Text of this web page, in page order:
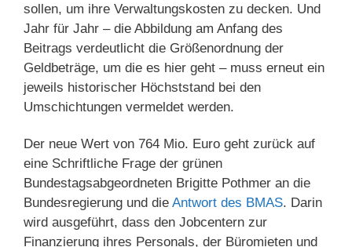
sollen, um ihre Verwaltungskosten zu decken. Und
Jahr für Jahr – die Abbildung am Anfang des
Beitrags verdeutlicht die Größenordnung der
Geldbeträge, um die es hier geht – muss erneut ein
jeweils historischer Höchststand bei den
Umschichtungen vermeldet werden.
Der neue Wert von 764 Mio. Euro geht zurück auf
eine Schriftliche Frage der grünen
Bundestagsabgeordneten Brigitte Pothmer an die
Bundesregierung und die Antwort des BMAS. Darin
wird ausgeführt, dass den Jobcentern zur
Finanzierung ihres Personals, der Büromieten und